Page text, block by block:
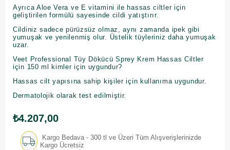
Ayrıca Aloe Vera ve E vitamini ile hassas ciltler için
geliştirilen formülü sayesinde cildi yatıştırır.
Cildiniz sadece pürüzsüz olmaz, aynı zamanda ipek gibi
yumuşak ve yenilenmiş olur. Üstelik tüyleriniz daha yumuşak
uzar.
Veet Professional Tüy Dökücü Sprey Krem Hassas Ciltler
için 150 ml kimler için uygundur?
Hassas cilt yapısına sahip kişiler için kullanıma uygundur.
Dermatolojik olarak test edilmiştir.
₺4.207,00
Kargo Bedava - 300 tl ve Üzeri Tüm Alışverişlerinizde
Kargo Ücretsiz